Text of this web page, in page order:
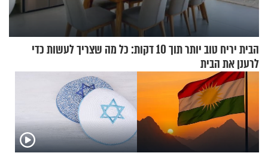
הבית יריח טוב יותר תוך 10 דקות: כל מה שצריך לעשות כדי
לרענן את הבית